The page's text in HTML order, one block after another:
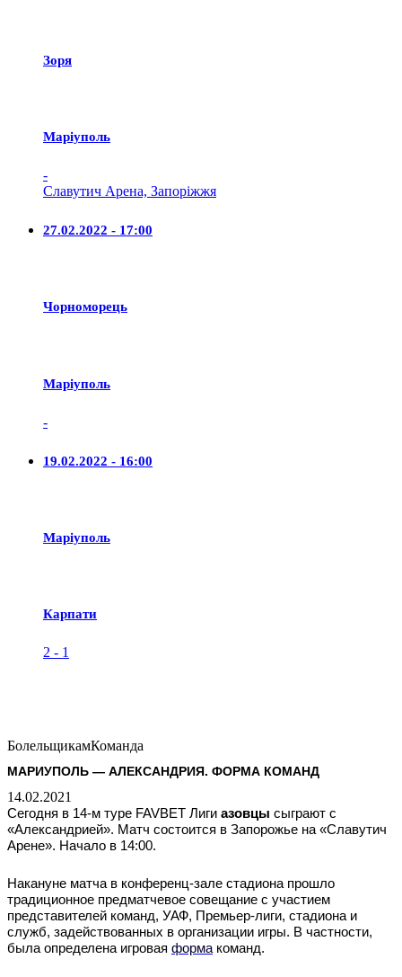
Зоря
Маріуполь
-
Славутич Арена, Запоріжжя
27.02.2022 - 17:00
Чорноморець
Маріуполь
-
19.02.2022 - 16:00
Маріуполь
Карпати
2 - 1
БолельщикамКоманда
МАРИУПОЛЬ — АЛЕКСАНДРИЯ. ФОРМА КОМАНД
14.02.2021
Сегодня в 14-м туре FAVBET Лиги азовцы сыграют с
«Александрией». Матч состоится в Запорожье на «Славутич
Арене». Начало в 14:00.
Накануне матча в конференц-зале стадиона прошло
традиционное предматчевое совещание с участием
представителей команд, УАФ, Премьер-лиги, стадиона и
служб, задействованных в организации игры. В частности,
была определена игровая форма команд.